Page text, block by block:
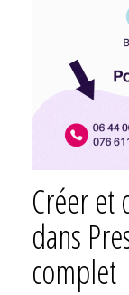
Créer et
dans
complet